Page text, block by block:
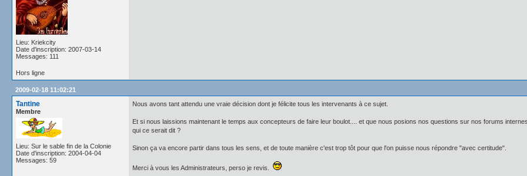
Lieu: Kriekcity
Date d'inscription: 2007-03-14
Messages: 111
Hors ligne
2009-02-18 11:02:21
Tantine
Membre
Lieu: Sur le sable fin de la Colonie
Date d'inscription: 2004-04-04
Messages: 59
Nous avons tant attendu une vraie décision dont je félicite tous les intervenants à ce sujet.
Et si nous laissions maintenant le temps aux concepteurs de faire leur boulot.... et que nous posions nos questions sur nos forums
qui ce serait dit ?
Sinon ça va encore partir dans tous les sens, et de toute manière c'est trop tôt pour que l'on puisse nous répondre "avec certitude".
Merci à vous les Administrateurs, perso je revis.